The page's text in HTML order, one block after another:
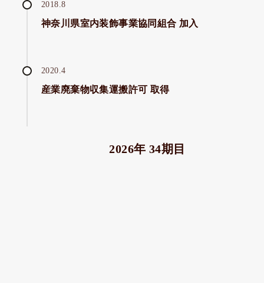
2018.8
神奈川県室内装飾事業協同組合 加入
2020.4
産業廃棄物収集運搬許可 取得
2026年 34期目